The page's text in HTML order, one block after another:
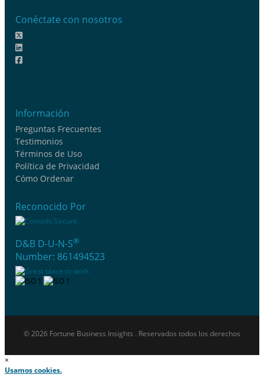
Conéctate con nosotros
Información
Preguntas Frecuentes
Testimonios
Términos de Uso
Política de Privacidad
Cómo Ordenar
Reconocido Por
D&B D-U-N-S®
Number: 861494523
© 2026 Fortune Business Insights . Reservados todos los derechos
×
Usamos cookies.